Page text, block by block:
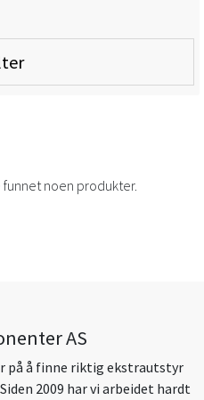
noen produkter.
AS
på å finne riktig ekstrautstyr
2009 har vi arbeidet hardt